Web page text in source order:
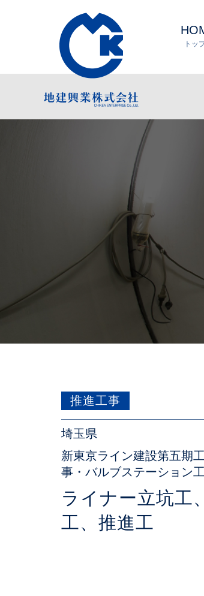
トッ
推進工事
埼玉県
新東京ライン建設第五期
事・バルブステーション
ライナー立坑工
工、推進工